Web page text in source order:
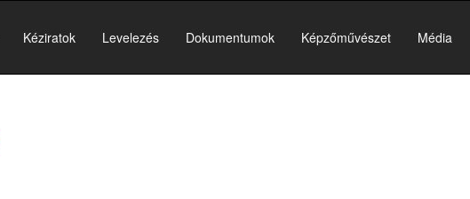
Kéziratok Levelezés Dokumentumok Képzőművészet Média